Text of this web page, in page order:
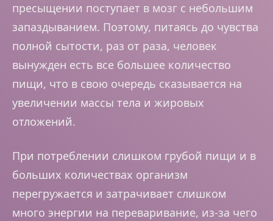
пресыщении поступает в мозг с небольшим
запаздыванием. Поэтому, питаясь до чувства
полной сытости, раз от раза, человек
вынужден есть все большее количество
пищи, что в свою очередь сказывается на
увеличении массы тела и жировых
отложений.
При потреблении слишком грубой пищи и в
больших количествах организм
перегружается и затрачивает слишком
много энергии на переваривание, из-за чего